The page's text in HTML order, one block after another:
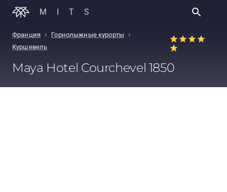
MITS
Франция › Горнолыжные курорты ›
Куршевель
Maya Hotel Courchevel 1850